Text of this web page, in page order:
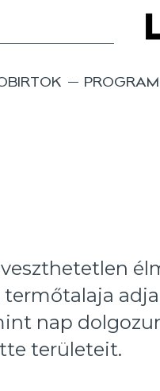
nap
területeit.